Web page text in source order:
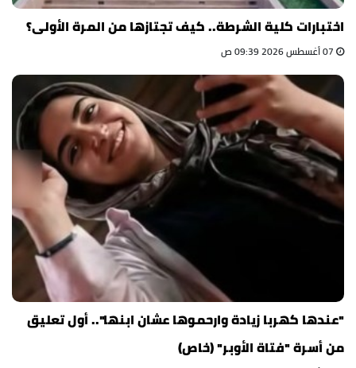
اختبارات كلية الشرطة.. كيف تجتازها من المرة الأولى؟
"عندها كهربا زيادة وارحموها عشان ابنها".. أول تعليق
من أسرة "فتاة الأوبر" (خاص)